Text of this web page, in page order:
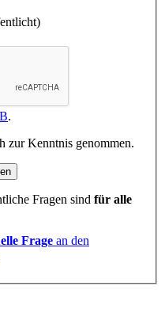
.
zur Kenntnis genommen.
Fragen sind für alle
Frage an den